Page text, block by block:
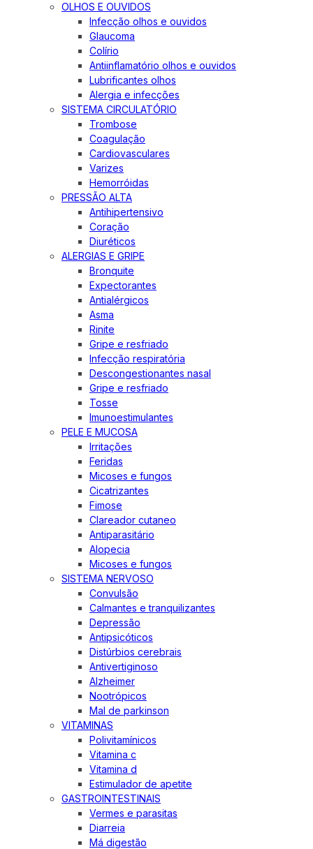
OLHOS E OUVIDOS
Infecção olhos e ouvidos
Glaucoma
Colírio
Antiinflamatório olhos e ouvidos
Lubrificantes olhos
Alergia e infecções
SISTEMA CIRCULATÓRIO
Trombose
Coagulação
Cardiovasculares
Varizes
Hemorróidas
PRESSÃO ALTA
Antihipertensivo
Coração
Diuréticos
ALERGIAS E GRIPE
Bronquite
Expectorantes
Antialérgicos
Asma
Rinite
Gripe e resfriado
Infecção respiratória
Descongestionantes nasal
Gripe e resfriado
Tosse
Imunoestimulantes
PELE E MUCOSA
Irritações
Feridas
Micoses e fungos
Cicatrizantes
Fimose
Clareador cutaneo
Antiparasitário
Alopecia
Micoses e fungos
SISTEMA NERVOSO
Convulsão
Calmantes e tranquilizantes
Depressão
Antipsicóticos
Distúrbios cerebrais
Antivertiginoso
Alzheimer
Nootrópicos
Mal de parkinson
VITAMINAS
Polivitamínicos
Vitamina c
Vitamina d
Estimulador de apetite
GASTROINTESTINAIS
Vermes e parasitas
Diarreia
Má digestão